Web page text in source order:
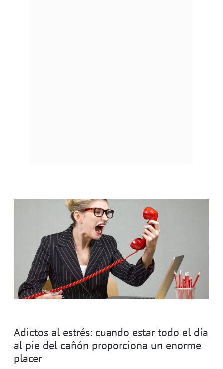
Adictos al estrés: cuando estar todo el día
al pie del cañón proporciona un enorme
placer